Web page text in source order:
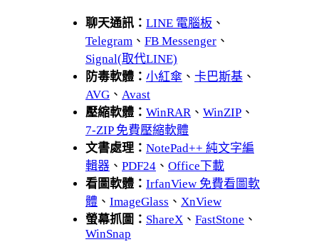
聊天通訊： LINE 電腦板 、
Telegram 、 FB Messenger 、
Signal(取代LINE)
防毒軟體： 小紅傘 、 卡巴斯基 、
AVG 、 Avast
壓縮軟體： WinRAR、 WinZIP 、
7-ZIP 免費壓縮軟體
文書處理： NotePad++ 純文字編
輯器 、 PDF24 、 Office下載
看圖軟體： IrfanView 免費看圖軟
體 、 ImageGlass 、 XnView
螢幕抓圖： ShareX 、 FastStone 、
WinSnap